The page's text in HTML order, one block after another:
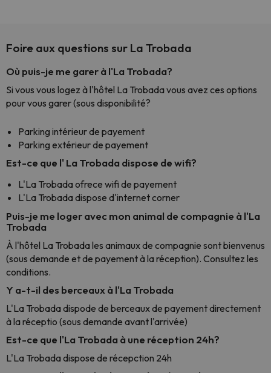
Foire aux questions sur La Trobada
Où puis-je me garer à l'La Trobada?
Si vous vous logez à l'hôtel La Trobada vous avez ces options
pour vous garer (sous disponibilité?
Parking intérieur de payement
Parking extérieur de payement
Est-ce que l' La Trobada dispose de wifi?
L'La Trobada ofrece wifi de payement
L'La Trobada dispose d'internet corner
Puis-je me loger avec mon animal de compagnie à l'La
Trobada
À l'hôtel La Trobada les animaux de compagnie sont bienvenus
(sous demande et de payement à la réception). Consultez les
conditions.
Y a-t-il des berceaux à l'La Trobada
L'La Trobada dispode de berceaux de payement directement
à la réceptio (sous demande avant l'arrivée)
Est-ce que l'La Trobada à une réception 24h?
L'La Trobada dispose de récepction 24h